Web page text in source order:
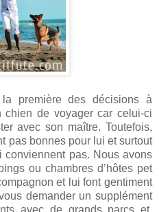
première des décisions à
de voyager car celui-ci
avec son maître. Toutefois,
pas bonnes pour lui et surtout
pas. Nous avons
ou chambres d’hôtes pet
et lui font gentiment
demander un supplément
avec de grands parcs et,